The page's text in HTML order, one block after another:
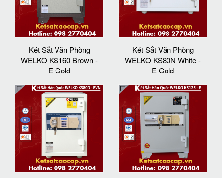
Két Sắt Văn Phòng
WELKO KS160 Brown -
E Gold
Két Sắt Văn Phòng
WELKO KS80N White -
E Gold